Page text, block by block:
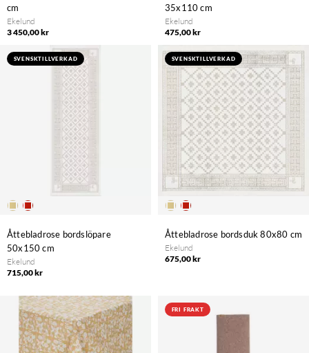
cm
Ekelund
3 450,00 kr
35x110 cm
Ekelund
475,00 kr
SVENSKTILLVERKAD
Åttebladrose bordslöpare
50x150 cm
Ekelund
715,00 kr
SVENSKTILLVERKAD
Åttebladrose bordsduk 80x80 cm
Ekelund
675,00 kr
FRI FRAKT